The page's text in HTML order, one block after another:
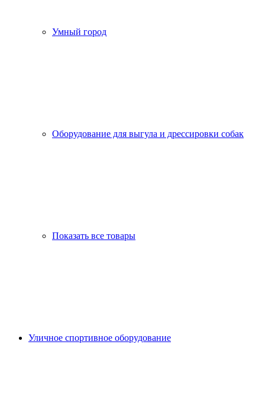
Умный город
Оборудование для выгула и дрессировки собак
Показать все товары
Уличное спортивное оборудование